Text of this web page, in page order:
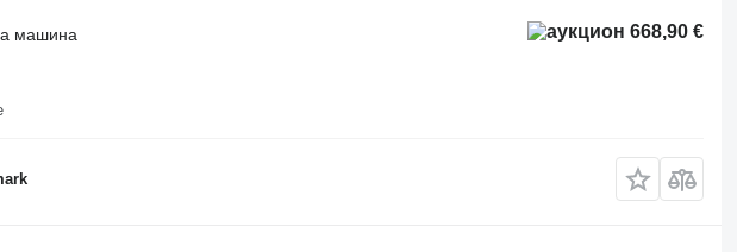
668,90 €
машина